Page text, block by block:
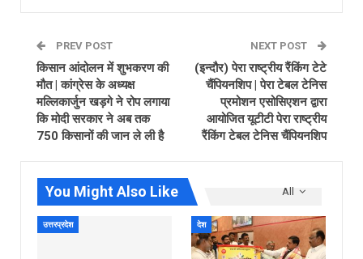
PREV POST
किसान आंदोलन में शुभकरण की
मौत | कांग्रेस के अध्‍यक्ष
मल्लिकार्जुन खड़गे ने रोप लगाया
कि मोदी सरकार ने अब तक
750 किसानों की जान ले ली है
NEXT POST
(इन्दौर) पेरा राष्ट्रीय रैंकिंग टेटे
चैंपियनशिप | पेरा टेबल टेनिस
प्रमोशन एसोसिएशन द्वारा
आयोजित यूटीटी पेरा राष्ट्रीय
रैंकिंग टेबल टेनिस चैंपियनशिप
All
You Might Also Like
उत्तरप्रदेश देश